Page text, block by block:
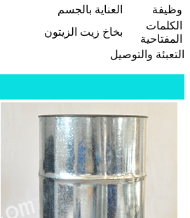
وظيفة
العناية بالجسم
الكلمات
المفتاحية
بخاخ زيت الزيتون
التعبئة والتوصيل